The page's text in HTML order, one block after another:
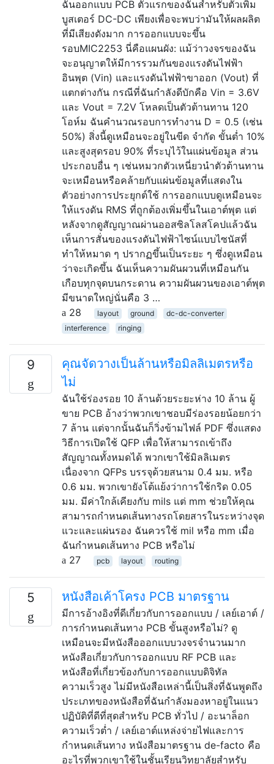
ฉันออกแบบ PCB ตัวแรกของฉันสำหรับตัวเพิ่ม
บูสเตอร์ DC-DC เพียงเพื่อจะพบว่ามันให้ผลผลิต
ที่มีเสียงดังมาก การออกแบบจะขึ้น
รอบMIC2253 นี่คือแผนผัง: แม้ว่าวงจรของฉัน
จะอนุญาตให้มีการรวมกันของแรงดันไฟฟ้า
อินพุต (Vin) และแรงดันไฟฟ้าขาออก (Vout) ที่
แตกต่างกัน กรณีที่ฉันกำลังดีบักคือ Vin = 3.6V
และ Vout = 7.2V โหลดเป็นตัวต้านทาน 120
โอห์ม ฉันคำนวณรอบการทำงาน D = 0.5 (เช่น
50%) สิ่งนี้ดูเหมือนจะอยู่ในขีด จำกัด ขั้นต่ำ 10%
และสูงสุดรอบ 90% ที่ระบุไว้ในแผ่นข้อมูล ส่วน
ประกอบอื่น ๆ เช่นหมวกตัวเหนี่ยวนำตัวต้านทาน
จะเหมือนหรือคล้ายกับแผ่นข้อมูลที่แสดงใน
ตัวอย่างการประยุกต์ใช้ การออกแบบดูเหมือนจะ
ให้แรงดัน RMS ที่ถูกต้องเพิ่มขึ้นในเอาต์พุต แต่
หลังจากดูสัญญาณผ่านออสซิลโลสโคปแล้วฉัน
เห็นการสั่นของแรงดันไฟฟ้าไซน์แบบไซนัสที่
ทำให้หมาด ๆ ปรากฏขึ้นเป็นระยะ ๆ ซึ่งดูเหมือน
ว่าจะเกิดขึ้น ฉันเห็นความผันผวนที่เหมือนกัน
เกือบทุกจุดบนกระดาน ความผันผวนของเอาต์พุต
มีขนาดใหญ่นั่นคือ 3 …
28
layout ground
dc-dc-converter
interference
ringing
9
คุณจัดวางเป็นล้านหรือมิลลิเมตรหรือ
ไม่
ฉันใช้ร่องรอย 10 ล้านด้วยระยะห่าง 10 ล้าน ผู้
ขาย PCB อ้างว่าพวกเขาชอบมีร่องรอยน้อยกว่า
7 ล้าน แต่จากนั้นฉันก็วิ่งข้ามไฟล์ PDF ซึ่งแสดง
วิธีการเปิดใช้ QFP เพื่อให้สามารถเข้าถึง
สัญญาณทั้งหมดได้ พวกเขาใช้มิลลิเมตร
เนื่องจาก QFPs บรรจุด้วยสนาม 0.4 มม. หรือ
0.6 มม. พวกเขายังโต้แย้งว่าการใช้กริด 0.05
มม. มีค่าใกล้เคียงกับ mils แต่ mm ช่วยให้คุณ
สามารถกำหนดเส้นทางรถโดยสารในระหว่างจุด
แวะและแผ่นรอง ฉันควรใช้ mil หรือ mm เมื่อ
ฉันกำหนดเส้นทาง PCB หรือไม่
27
pcb layout routing
5 หนังสือเค้าโครง PCB มาตรฐาน
มีการอ้างอิงที่ดีเกี่ยวกับการออกแบบ / เลย์เอาต์ /
การกำหนดเส้นทาง PCB ขั้นสูงหรือไม่? ดู
เหมือนจะมีหนังสือออกแบบวงจรจำนวนมาก
หนังสือเกี่ยวกับการออกแบบ RF PCB และ
หนังสือที่เกี่ยวข้องกับการออกแบบดิจิทัล
ความเร็วสูง ไม่มีหนังสือเหล่านี้เป็นสิ่งที่ฉันพูดถึง
ประเภทของหนังสือที่ฉันกำลังมองหาอยู่ในแนว
ปฏิบัติที่ดีที่สุดสำหรับ PCB ทั่วไป / อะนาล็อก
ความเร็วต่ำ / เลย์เอาต์แหล่งจ่ายไฟและการ
กำหนดเส้นทาง หนังสือมาตรฐาน de-facto คือ
อะไรที่พวกเขาใช้ในชั้นเรียนวิทยาลัยสำหรับ